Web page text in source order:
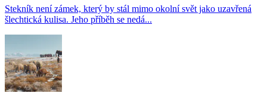
Stekník není zámek, který by stál mimo okolní svět jako uzavřená
šlechtická kulisa. Jeho příběh se nedá...